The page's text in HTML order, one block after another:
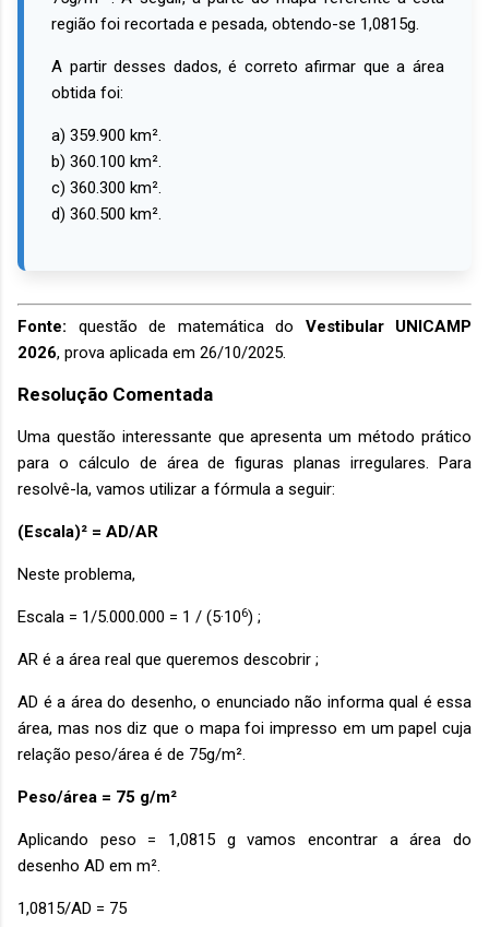
região foi recortada e pesada, obtendo-se 1,0815g.
A partir desses dados, é correto afirmar que a área
obtida foi:
a) 359.900 km².
b) 360.100 km².
c) 360.300 km².
d) 360.500 km².
Fonte: questão de matemática do Vestibular UNICAMP
2026, prova aplicada em 26/10/2025.
Resolução Comentada
Uma questão interessante que apresenta um método prático
para o cálculo de área de figuras planas irregulares. Para
resolvê-la, vamos utilizar a fórmula a seguir:
(Escala)² = AD/AR
Neste problema,
Escala = 1/5.000.000 = 1 / (5·106) ;
AR é a área real que queremos descobrir ;
AD é a área do desenho, o enunciado não informa qual é essa
área, mas nos diz que o mapa foi impresso em um papel cuja
relação peso/área é de 75g/m².
Peso/área = 75 g/m²
Aplicando peso = 1,0815 g vamos encontrar a área do
desenho AD em m².
1,0815/AD = 75